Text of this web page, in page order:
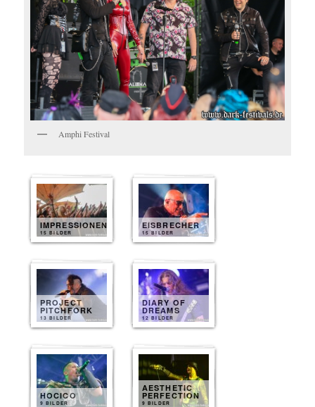
Amphi Festival
IMPRESSIONEN
15 BILDER
EISBRECHER
15 BILDER
PROJECT
PITCHFORK
13 BILDER
DIARY OF
DREAMS
12 BILDER
HOCICO
9 BILDER
AESTHETIC
PERFECTION
9 BILDER